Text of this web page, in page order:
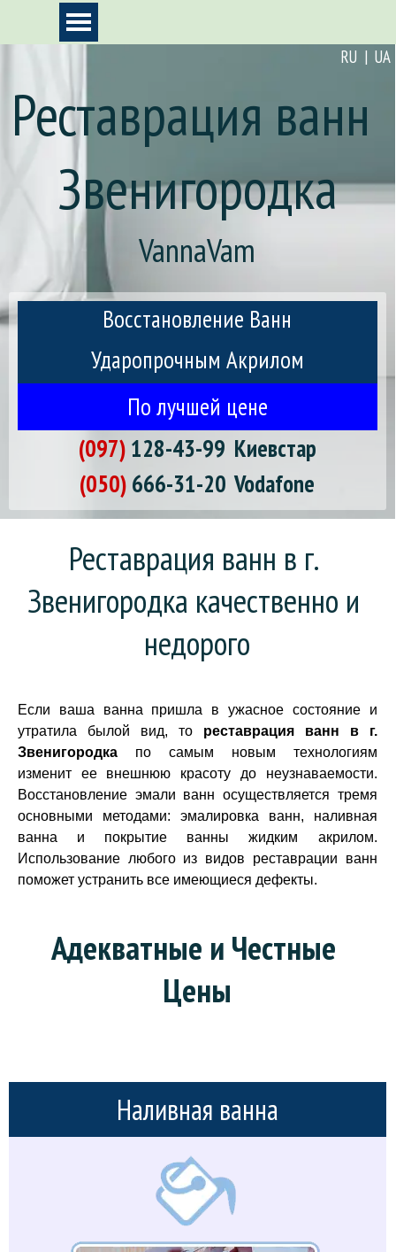
Перейти к контентуПропустить меню
RU | UA
Реставрация ванн
Звенигородка
VannaVam
Восстановление Ванн
Ударопрочным Акрилом
По лучшей цене
(097) 128-43-99 Киевстар
(050) 666-31-20 Vodafone
Реставрация ванн в г.
Звенигородка качественно и
недорого
Если ваша ванна пришла в ужасное состояние и
утратила былой вид, то реставрация ванн в г.
Звенигородка по самым новым технологиям
изменит ее внешнюю красоту до неузнаваемости.
Восстановление эмали ванн осуществляется тремя
основными методами: эмалировка ванн, наливная
ванна и покрытие ванны жидким акрилом.
Использование любого из видов реставрации ванн
поможет устранить все имеющиеся дефекты.
Адекватные и Честные
Цены
Наливная ванна